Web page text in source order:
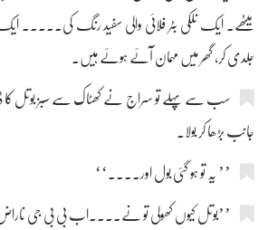
میٹھے۔ ایک نلکی بٹر فلائی والی سفید رنگ
جلدی کر، گھر میں مہمان آئے ہوئے ہیں۔
سب سے پہلے تو سراج نے کھٹاک سے سبز بوتل کا ڈھکنا
جانب بڑھا کر بولا۔
’’ یہ تو ہو گئی بول اور....‘‘
’’بوتل کیوں کھولی تو نے....اب بی بی جی